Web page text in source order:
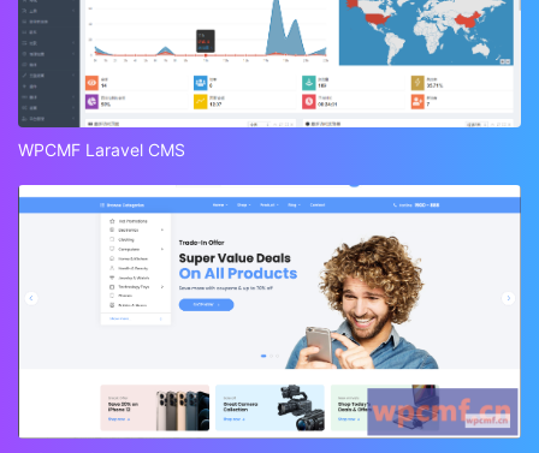
WPCMF Laravel CMS